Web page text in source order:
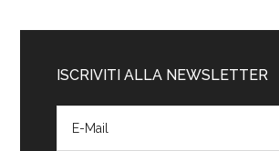
ISCRIVITI ALLA NEWSLETTER